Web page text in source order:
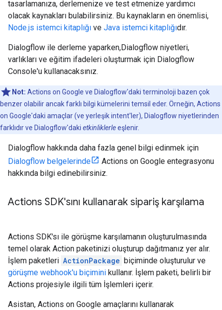
tasarlamanıza, derlemenize ve test etmenize yardımcı
olacak kaynakları bulabilirsiniz. Bu kaynakların en önemlisi,
Node.js istemci kitaplığı ve Java istemci kitaplığıdır.
Dialogflow ile derleme yaparken,Dialogflow niyetleri,
varlıkları ve eğitim ifadeleri oluşturmak için Dialogflow
Console'u kullanacaksınız.
Not: Actions on Google ve Dialogflow'daki terminoloji bazen çok
benzer olabilir ancak farklı bilgi kümelerini temsil eder. Örneğin, Actions
on Google'daki amaçlar (ve yerleşik intent'ler), Dialogflow niyetlerinden
farklıdır ve Dialogflow'daki etkinliklerleeşlenir.
Dialogflow hakkında daha fazla genel bilgi edinmek için
Dialogflow belgelerinde
Actions on Google entegrasyonu
hakkında bilgi edinebilirsiniz.
Actions SDK'sını kullanarak sipariş karşılama
Actions SDK'sı ile görüşme karşılamanın oluşturulmasında
temel olarak Action paketinizi oluşturup dağıtmanız yer alır.
İşlem paketleri ActionPackage biçiminde oluşturulur ve
görüşme webhook'u biçimini kullanır. İşlem paketi, belirli bir
Actions projesiyle ilgili tüm İşlemleri içerir.
Asistan, Actions on Google amaçlarını kullanarak